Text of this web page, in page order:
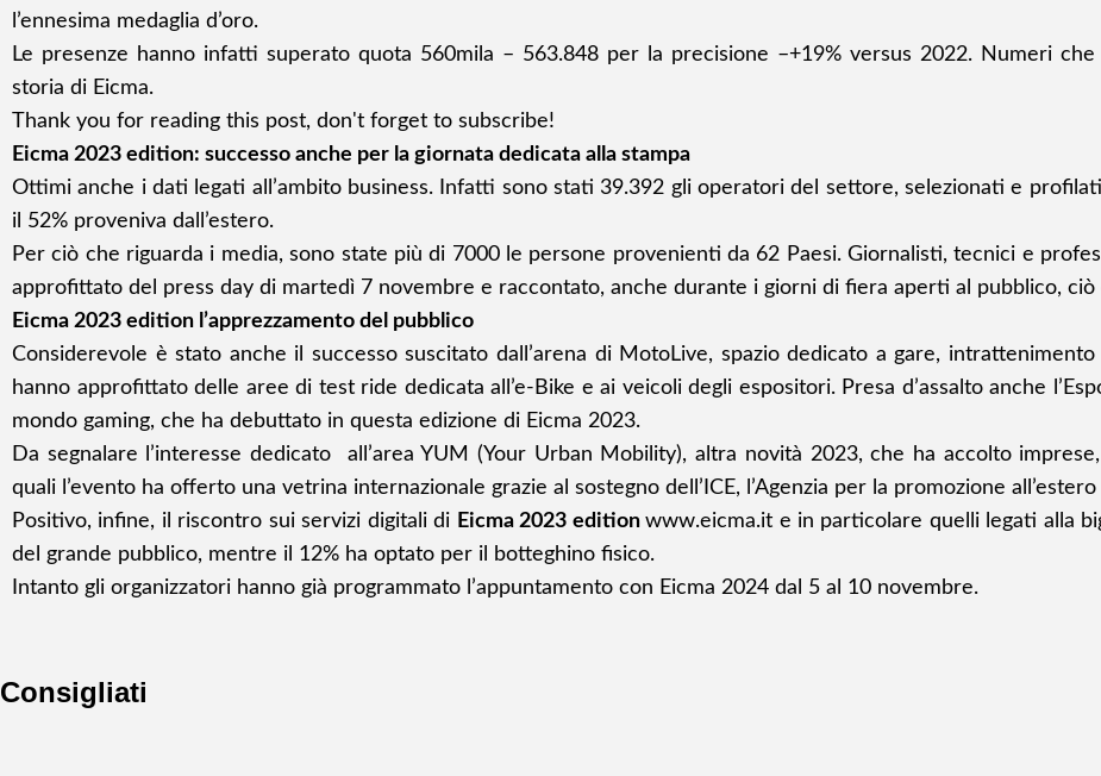
l’ennesima medaglia d’oro.
Le presenze hanno infatti superato quota 560mila – 563.848 per la precisione –+19% versus 2022. Numeri
storia di Eicma.
Thank you for reading this post, don't forget to subscribe!
Eicma 2023 edition: successo anche per la giornata dedicata alla stampa
Ottimi anche i dati legati all’ambito business. Infatti sono stati 39.392 gli operatori del settore, selezionati e
il 52% proveniva dall’estero.
Per ciò che riguarda i media, sono state più di 7000 le persone provenienti da 62 Paesi. Giornalisti, tecnici e
approfittato del press day di martedì 7 novembre e raccontato, anche durante i giorni di fiera aperti al pubblico,
Eicma 2023 edition l’apprezzamento del pubblico
Considerevole è stato anche il successo suscitato dall’arena di MotoLive, spazio dedicato a gare,
hanno approfittato delle aree di test ride dedicata all’e-Bike e ai veicoli degli espositori. Presa d’assalto anche
mondo gaming, che ha debuttato in questa edizione di Eicma 2023.
Da segnalare l’interesse dedicato all’area YUM (Your Urban Mobility), altra novità 2023, che ha accolto
quali l’evento ha offerto una vetrina internazionale grazie al sostegno dell’ICE, l’Agenzia per la promozione
Positivo, infine, il riscontro sui servizi digitali di Eicma 2023 editionwww.eicma.it e in particolare quelli legati alla
del grande pubblico, mentre il 12% ha optato per il botteghino fisico.
Intanto gli organizzatori hanno già programmato l’appuntamento con Eicma 2024 dal 5 al 10 novembre.
Consigliati